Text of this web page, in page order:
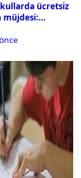
ücretsiz
müjdesi: